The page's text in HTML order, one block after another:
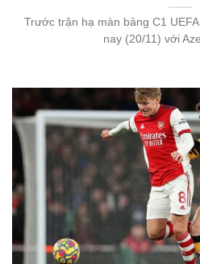
Trước trận hạ màn bảng C1
nay (20/11) với